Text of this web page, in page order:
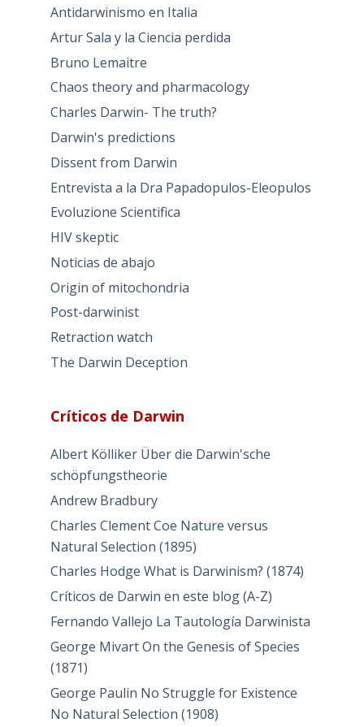
Antidarwinismo en Italia
Artur Sala y la Ciencia perdida
Bruno Lemaitre
Chaos theory and pharmacology
Charles Darwin- The truth?
Darwin's predictions
Dissent from Darwin
Entrevista a la Dra Papadopulos-Eleopulos
Evoluzione Scientifica
HIV skeptic
Noticias de abajo
Origin of mitochondria
Post-darwinist
Retraction watch
The Darwin Deception
Críticos de Darwin
Albert Kölliker Über die Darwin'sche
schöpfungstheorie
Andrew Bradbury
Charles Clement Coe Nature versus
Natural Selection (1895)
Charles Hodge What is Darwinism? (1874)
Críticos de Darwin en este blog (A-Z)
Fernando Vallejo La Tautología Darwinista
George Mivart On the Genesis of Species
(1871)
George Paulin No Struggle for Existence
No Natural Selection (1908)